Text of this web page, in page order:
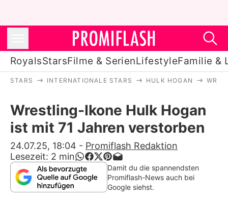
RoyalsStarsFilme & SerienLifestyleFamilie &
Stars
Filme & Serien
Lifestyle
Familie & Liebe
STARS INTERNATIONALE STARS HULK HOGAN
Wrestling-Ikone Hulk Hogan
ist mit 71 Jahren verstorben
24.07.25, 18:04 - Promiflash Redaktion
Lesezeit: 2 min
Damit du die spannendsten
Promiflash-News auch bei
Google siehst.